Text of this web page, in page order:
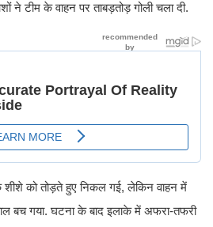
ने टीम के वाहन पर ताबड़तोड़ गोली चला दी.
शीशे को तोड़ते हुए निकल गई, लेकिन वाहन में
बच गया. घटना के बाद इलाके में अफरा-तफरी